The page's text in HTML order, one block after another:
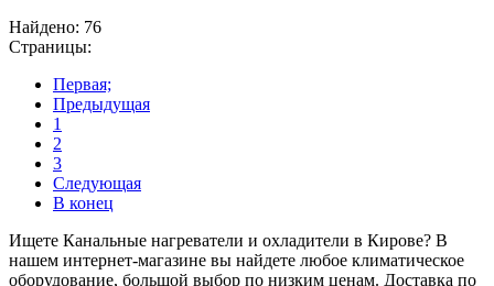
Найдено: 76
Страницы:
Первая;
Предыдущая
1
2
3
Следующая
В конец
Ищете Канальные нагреватели и охладители в Кирове? В
нашем интернет-магазине вы найдете любое климатическое
оборудование, большой выбор по низким ценам. Доставка по